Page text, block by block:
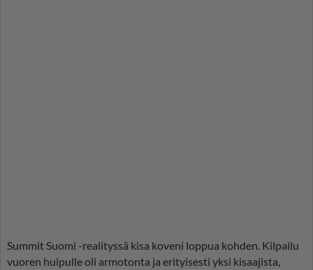
Summit Suomi -realityssä kisa koveni loppua kohden. Kilpailu
vuoren huipulle oli armotonta ja erityisesti yksi kisaajista,